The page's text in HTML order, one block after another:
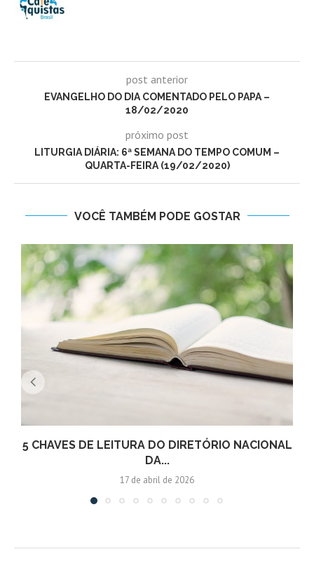
post anterior
EVANGELHO DO DIA COMENTADO PELO PAPA –
18/02/2020
próximo post
LITURGIA DIÁRIA: 6ª SEMANA DO TEMPO COMUM –
QUARTA-FEIRA (19/02/2020)
VOCÊ TAMBÉM PODE GOSTAR
5 CHAVES DE LEITURA DO DIRETÓRIO NACIONAL
DA...
17 de abril de 2026